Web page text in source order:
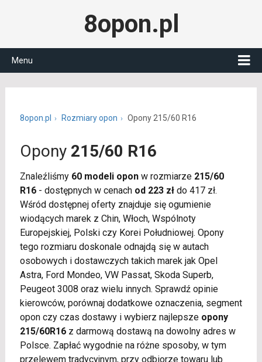
8opon.pl
Menu
8opon.pl Rozmiary opon Opony 215/60 R16
Opony 215/60 R16
Znaleźliśmy 60 modeli oponw rozmiarze 215/60
R16- dostępnych w cenach od 223 złdo 417 zł.
Wśród dostępnej oferty znajduje się ogumienie
wiodących marek z Chin, Włoch, Wspólnoty
Europejskiej, Polski czy Korei Południowej. Opony
tego rozmiaru doskonale odnajdą się w autach
osobowych i dostawczych takich marek jak Opel
Astra, Ford Mondeo, VW Passat, Skoda Superb,
Peugeot 3008 oraz wielu innych. Sprawdź opinie
kierowców, porównaj dodatkowe oznaczenia, segment
opon czy czas dostawy i wybierz najlepsze opony
215/60R16z darmową dostawą na dowolny adres w
Polsce. Zapłać wygodnie na różne sposoby, w tym
przelewem tradycyjnym, przy odbiorze towaru lub